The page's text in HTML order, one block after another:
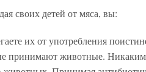
своих детей от мяса, вы:
их от употребления
принимают животные.